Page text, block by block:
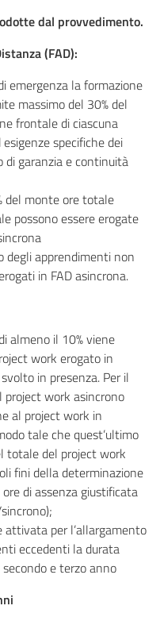
dal provvedimento.
(FAD):
emergenza la formazione
massimo del 30% del
frontale di ciascuna
specifiche dei
di garanzia e continuità
del monte ore totale
possono essere erogate
degli apprendimenti non
in FAD asincrona.
almeno il 10% viene
work erogato in
in presenza. Per il
project work asincrono
al project work in
tale che quest’ultimo
totale del project work
fini della determinazione
di assenza giustificata
per l’allargamento
eccedenti la durata
e terzo anno